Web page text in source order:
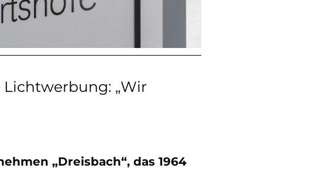
„Wir
„Dreisbach“, das 1964